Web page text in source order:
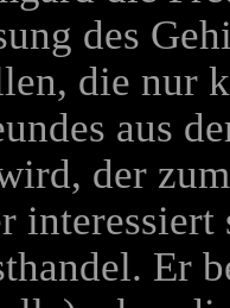
des
die nur
aus
der
Er